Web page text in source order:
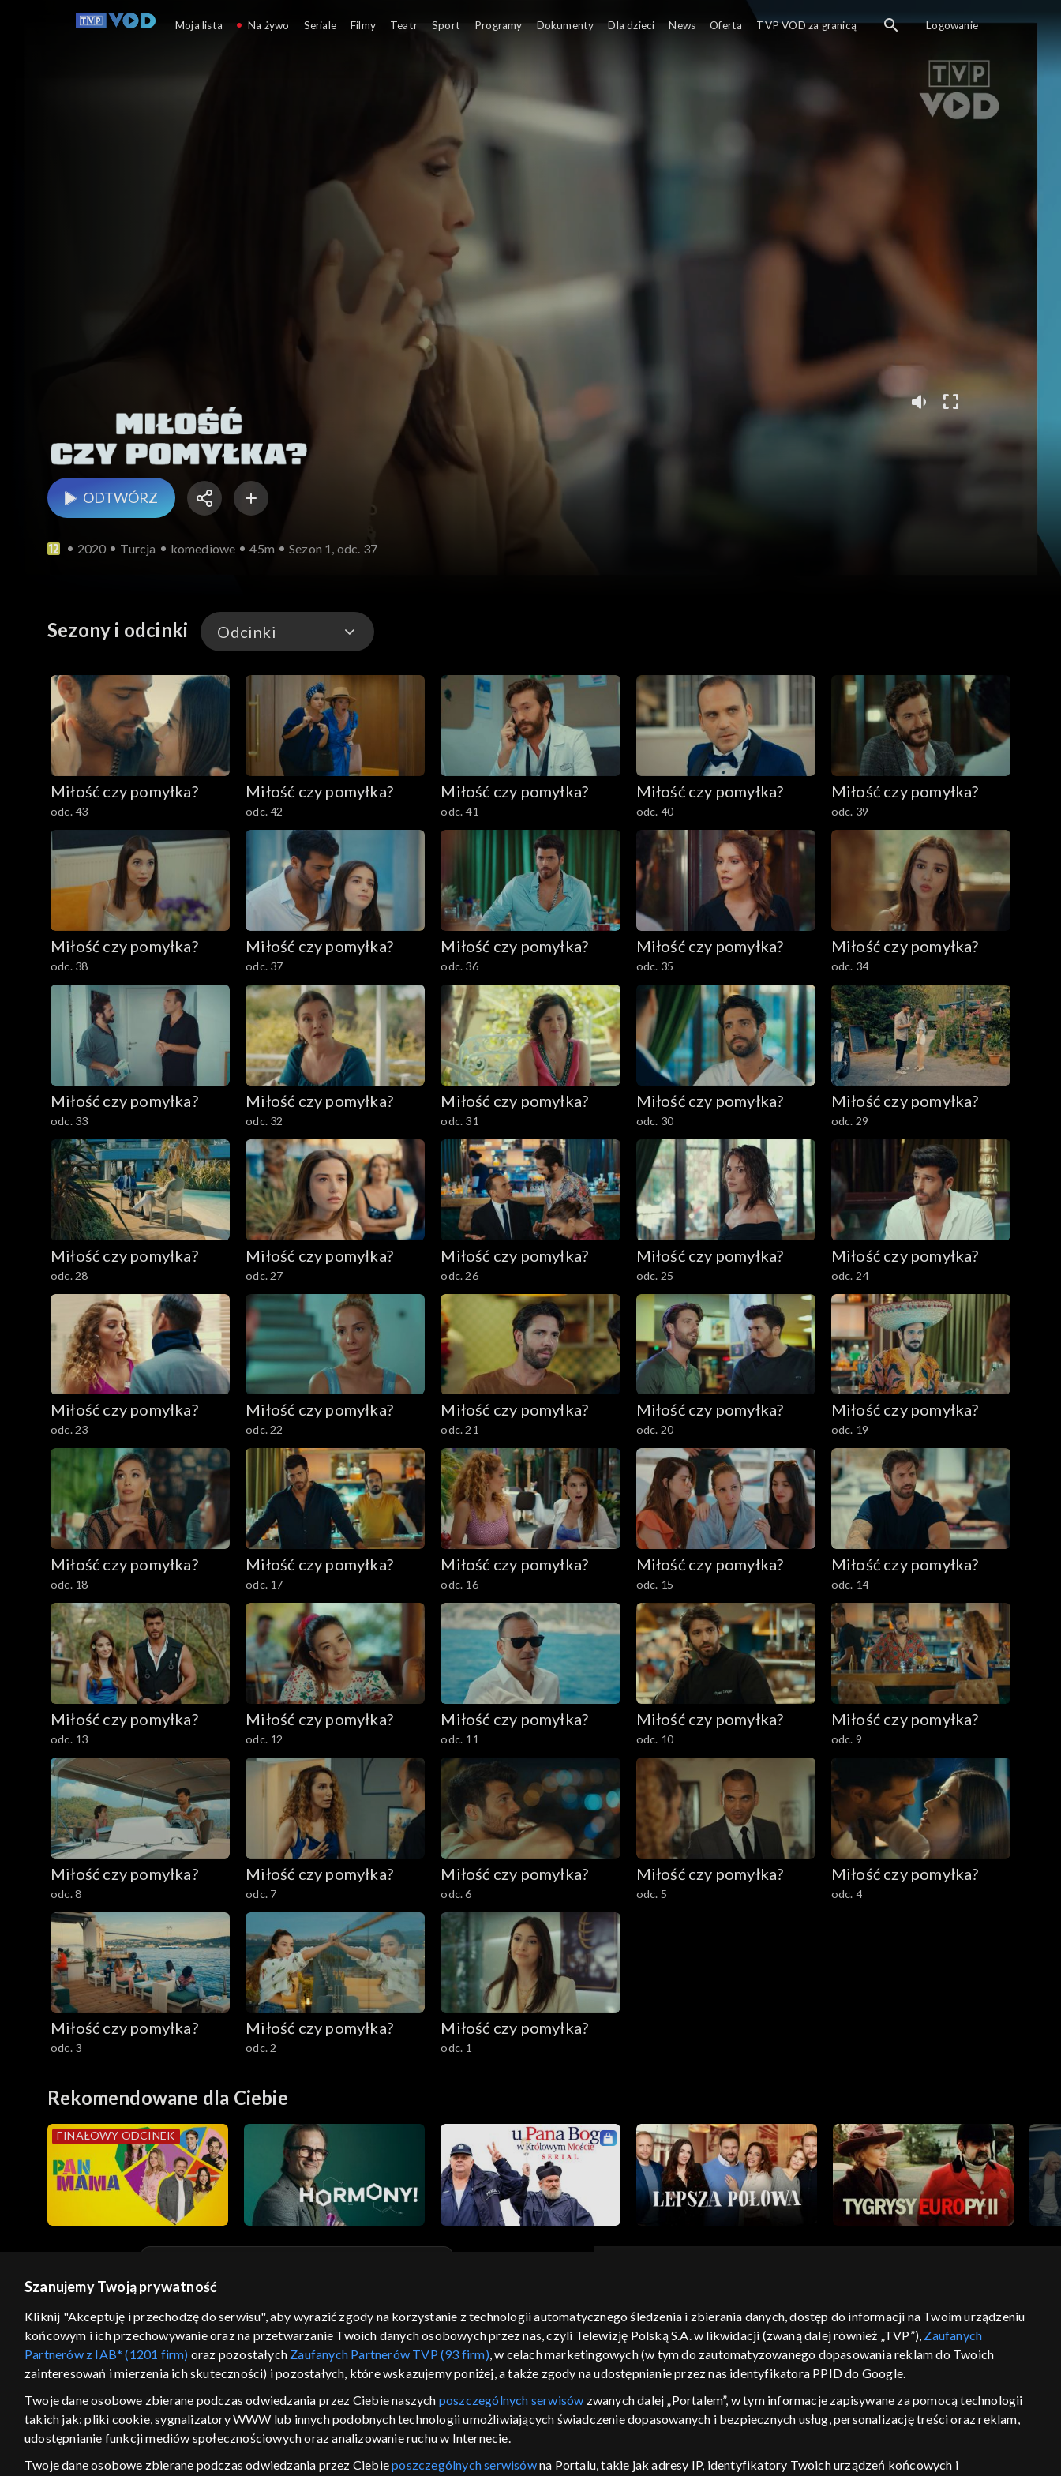
ODTWÓRZ
2020 Turcja komediowe 45m Sezon 1, odc. 37
Sezony i odcinki Odcinki
Odcinki
Miłość czy pomyłka?
odc. 43
Miłość czy pomyłka?
odc. 42
Miłość czy pomyłka?
odc. 41
Miłość czy pomyłka?
odc. 40
Miłość czy pomyłka?
odc. 39
Miłość czy pomyłka?
odc. 38
Miłość czy pomyłka?
odc. 37
Miłość czy pomyłka?
odc. 36
Miłość czy pomyłka?
odc. 35
Miłość czy pomyłka?
odc. 34
Miłość czy pomyłka?
odc. 33
Miłość czy pomyłka?
odc. 32
Miłość czy pomyłka?
odc. 31
Miłość czy pomyłka?
odc. 30
Miłość czy pomyłka?
odc. 29
Miłość czy pomyłka?
odc. 28
Miłość czy pomyłka?
odc. 27
Miłość czy pomyłka?
odc. 26
Miłość czy pomyłka?
odc. 25
Miłość czy pomyłka?
odc. 24
Miłość czy pomyłka?
odc. 23
Miłość czy pomyłka?
odc. 22
Miłość czy pomyłka?
odc. 21
Miłość czy pomyłka?
odc. 20
Miłość czy pomyłka?
odc. 19
Miłość czy pomyłka?
odc. 18
Miłość czy pomyłka?
odc. 17
Miłość czy pomyłka?
odc. 16
Miłość czy pomyłka?
odc. 15
Miłość czy pomyłka?
odc. 14
Miłość czy pomyłka?
odc. 13
Miłość czy pomyłka?
odc. 12
Miłość czy pomyłka?
odc. 11
Miłość czy pomyłka?
odc. 10
Miłość czy pomyłka?
odc. 9
Miłość czy pomyłka?
odc. 8
Miłość czy pomyłka?
odc. 7
Miłość czy pomyłka?
odc. 6
Miłość czy pomyłka?
odc. 5
Miłość czy pomyłka?
odc. 4
Miłość czy pomyłka?
odc. 3
Miłość czy pomyłka?
odc. 2
Miłość czy pomyłka?
odc. 1
Rekomendowane dla Ciebie
FINAŁOWY ODCINEK
GEOLOKALIZACJA
ŁĄCZYSZ SIĘ SPOZA POLSKI
Kraj, z którego się łączysz, to Stany Zjednoczone ,
w związku z czym część tytułów na platformie TVP
VOD może być nieodstępna. Sprawdź, które
© 2026 Telewizja Polska S.A. w likwidacji
regulamin serwisu cennik polityka prywatności moje zgody pomoc kontakt voucher dostępność informacje o dostawcy usług
Moja lista Na żywo Seriale Filmy Teatr Sport Programy Dokumenty Dla dzieci News Oferta TVP VOD za granicą Logowanie
Szanujemy Twoją prywatność
Kliknij "Akceptuję i przechodzę do serwisu", aby wyrazić zgody na korzystanie z technologii automatycznego śledzenia i zbierania danych, dostęp do informacji na Twoim urządzeniu
końcowym i ich przechowywanie oraz na przetwarzanie Twoich danych osobowych przez nas, czyli Telewizję Polską S.A. w likwidacji (zwaną dalej również „TVP”), Zaufanych
Partnerów z IAB* (1201 firm) oraz pozostałych Zaufanych Partnerów TVP (93 firm), w celach marketingowych (w tym do zautomatyzowanego dopasowania reklam do Twoich
zainteresowań i mierzenia ich skuteczności) i pozostałych, które wskazujemy poniżej, a także zgody na udostępnianie przez nas identyfikatora PPID do Google.
Twoje dane osobowe zbierane podczas odwiedzania przez Ciebie naszych poszczególnych serwisów zwanych dalej „Portalem”, w tym informacje zapisywane za pomocą technologii
takich jak: pliki cookie, sygnalizatory WWW lub innych podobnych technologii umożliwiających świadczenie dopasowanych i bezpiecznych usług, personalizację treści oraz reklam,
udostępnianie funkcji mediów społecznościowych oraz analizowanie ruchu w Internecie.
Twoje dane osobowe zbierane podczas odwiedzania przez Ciebieposzczególnych serwisówna Portalu, takie jak adresy IP, identyfikatory Twoich urządzeń końcowych i